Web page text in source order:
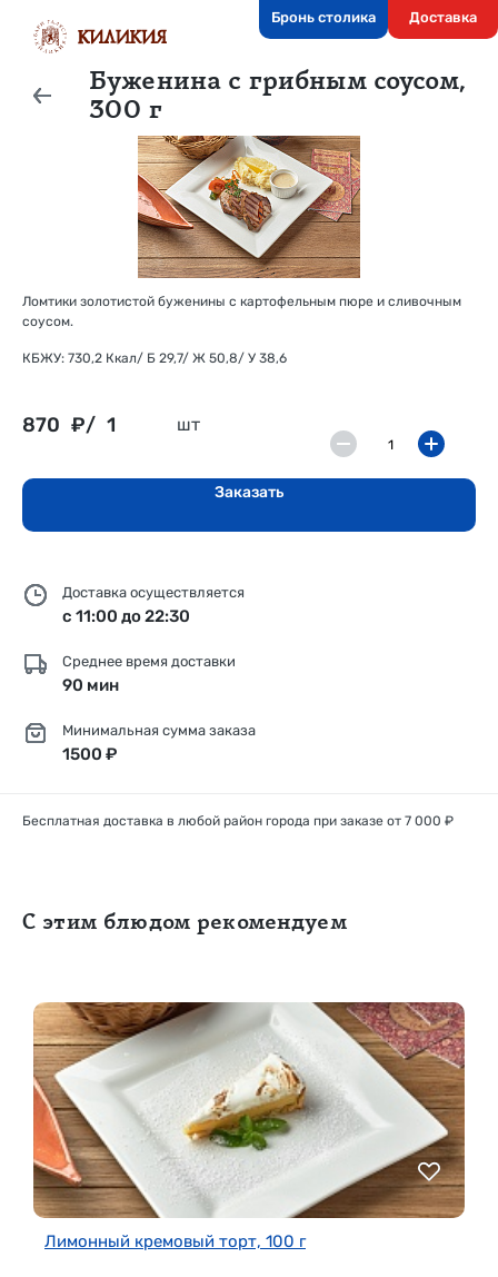
Буженина с грибным соусом,
300 г
Ломтики золотистой буженины с картофельным пюре и сливочным
соусом.
КБЖУ: 730,2 Ккал/ Б 29,7/ Ж 50,8/ У 38,6
870 ₽/ 1 шт
Заказать
Доставка осуществляется
с 11:00 до 22:30
Среднее время доставки
90 мин
Минимальная сумма заказа
1500 ₽
Бесплатная доставка в любой район города при заказе от 7 000 ₽
С этим блюдом рекомендуем
Лимонный кремовый торт, 100 г
Бронь столика Доставка